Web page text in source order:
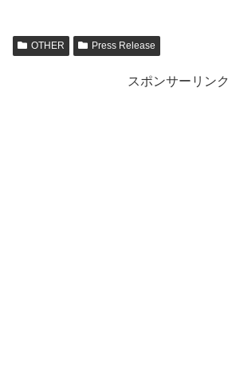
OTHER Press Release
スポンサーリンク